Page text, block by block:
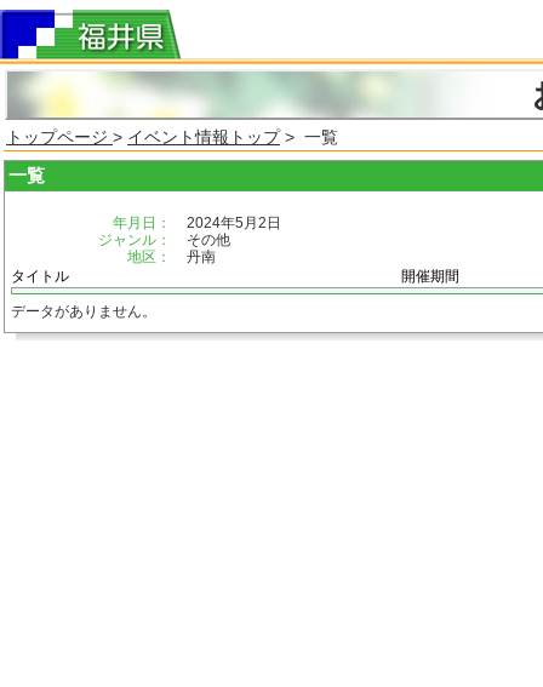
トップページ > イベント情報トップ> 一覧
一覧
年月日：
2024年5月2日
ジャンル：
その他
地区：
丹南
タイトル
開催期間
データがありません。